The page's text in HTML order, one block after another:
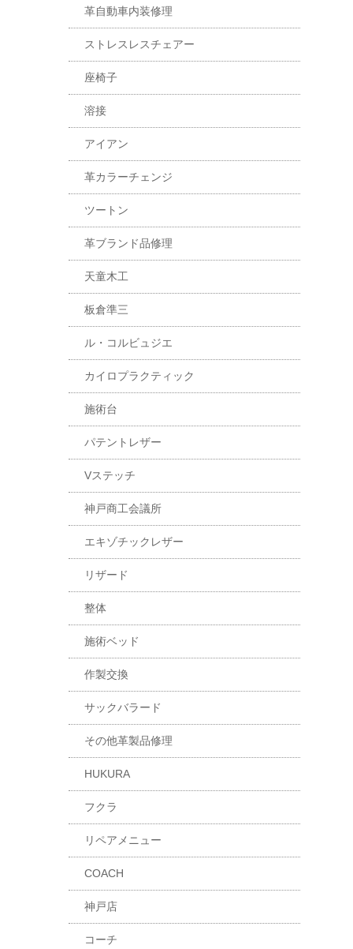
革自動車内装修理
ストレスレスチェアー
座椅子
溶接
アイアン
革カラーチェンジ
ツートン
革ブランド品修理
天童木工
板倉準三
ル・コルビュジエ
カイロプラクティック
施術台
パテントレザー
Vステッチ
神戸商工会議所
エキゾチックレザー
リザード
整体
施術ベッド
作製交換
サックバラード
その他革製品修理
HUKURA
フクラ
リペアメニュー
COACH
神戸店
コーチ